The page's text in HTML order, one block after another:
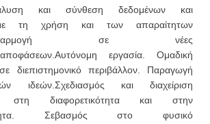
και σύνθεση δεδομένων και
τη χρήση και των απαραίτητων
σε νέες
εργασία. Ομαδική
διεπιστημονικό περιβάλλον. Παραγωγή
ιδεών.Σχεδιασμός και διαχείριση
στη διαφορετικότητα και στην
Σεβασμός στο φυσικό